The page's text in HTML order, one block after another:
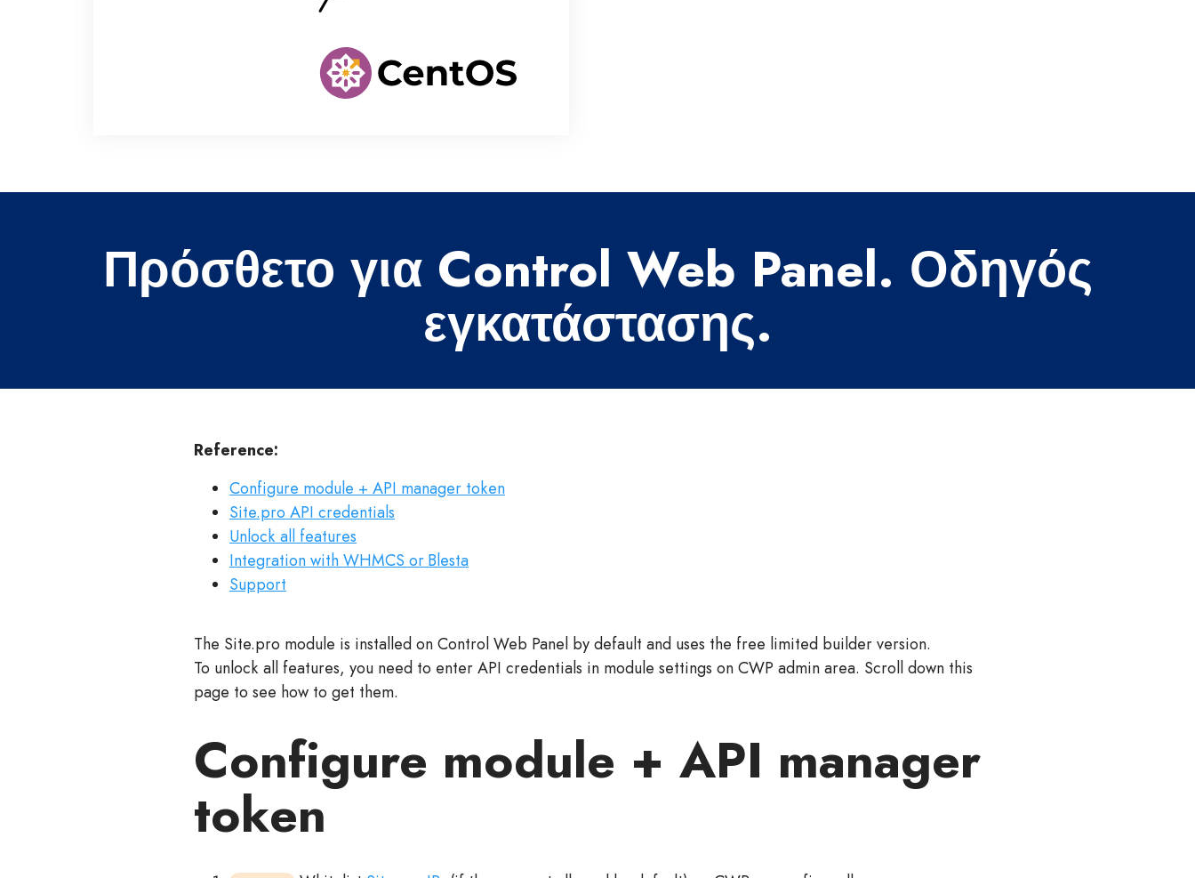
Πρόσθετο για Control Web Panel. Οδηγός
εγκατάστασης.
Reference:
Configure module + API manager token
Site.pro API credentials
Unlock all features
Integration with WHMCS or Blesta
Support
The Site.pro module is installed on Control Web Panel by default and uses the free limited builder version.
To unlock all features, you need to enter API credentials in module settings on CWP admin area. Scroll down this
page to see how to get them.
Configure module + API manager
token